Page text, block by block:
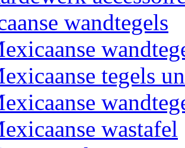
wandtegels
tegels
wastafel